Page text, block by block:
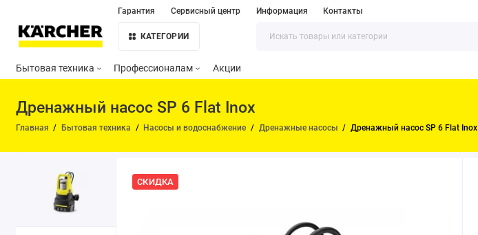
Гарантия Сервисный центр Информация Контакты
КАТЕГОРИИ
Бытовая техника Профессионалам Акции
Дренажный насос SP 6 Flat Inox
Главная Бытовая техника Насосы и водоснабжение Дренажные насосы Дренажный насос SP 6 Flat Inox
СКИДКА